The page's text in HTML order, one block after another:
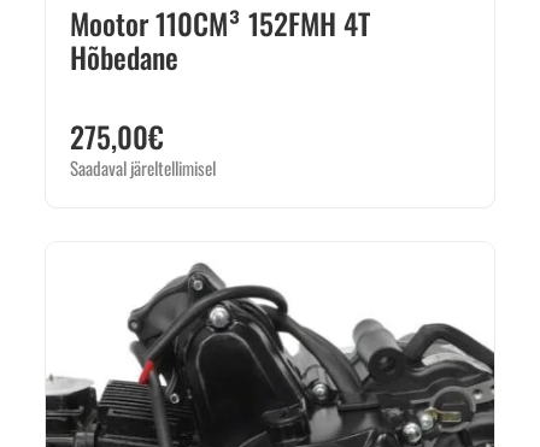
Mootor 110CM³ 152FMH 4T
Hõbedane
275,00€
Saadaval järeltellimisel